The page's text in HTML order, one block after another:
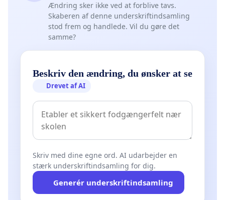
Ændring sker ikke ved at forblive tavs.
Skaberen af denne underskriftindsamling
stod frem og handlede. Vil du gøre det
samme?
Beskriv den ændring, du ønsker at se
Drevet af AI
Skriv med dine egne ord. AI udarbejder en
stærk underskriftindsamling for dig.
Generér underskriftindsamling